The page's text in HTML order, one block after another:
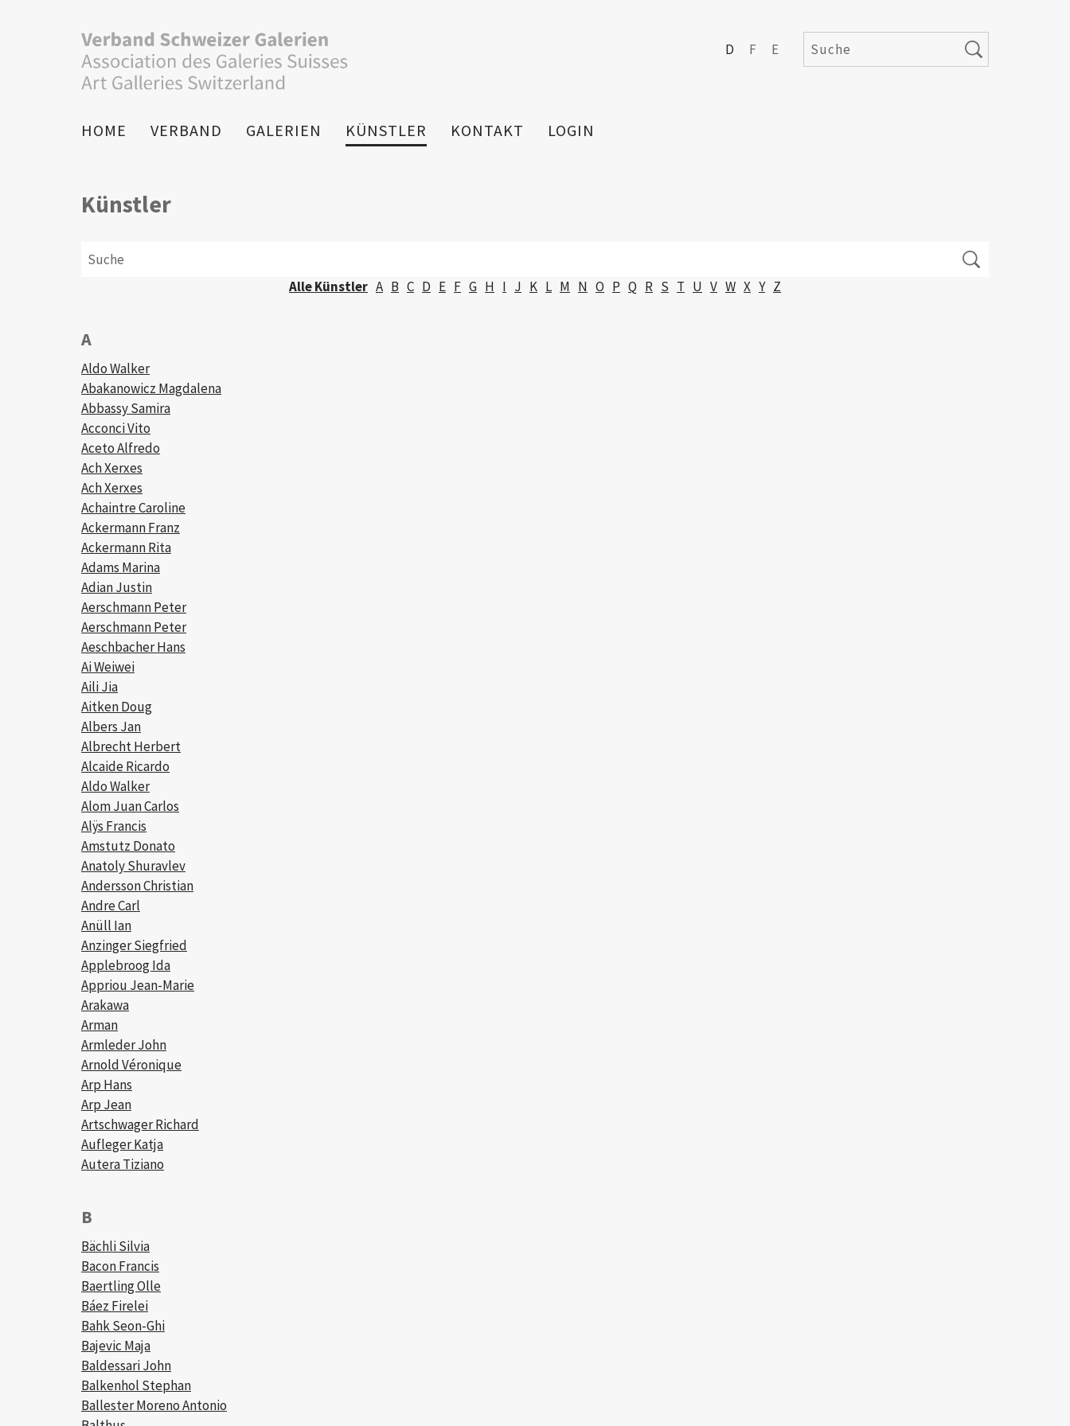
D F E
HOME VERBAND GALERIEN KÜNSTLER KONTAKT LOGIN
Künstler
Alle Künstler A B C D E F G H I J K L M N O P Q R S T U V W X Y Z
A
Aldo Walker
Abakanowicz Magdalena
Abbassy Samira
Acconci Vito
Aceto Alfredo
Ach Xerxes
Ach Xerxes
Achaintre Caroline
Ackermann Franz
Ackermann Rita
Adams Marina
Adian Justin
Aerschmann Peter
Aerschmann Peter
Aeschbacher Hans
Ai Weiwei
Aili Jia
Aitken Doug
Albers Jan
Albrecht Herbert
Alcaide Ricardo
Aldo Walker
Alom Juan Carlos
Alÿs Francis
Amstutz Donato
Anatoly Shuravlev
Andersson Christian
Andre Carl
Anüll Ian
Anzinger Siegfried
Applebroog Ida
Appriou Jean-Marie
Arakawa
Arman
Armleder John
Arnold Véronique
Arp Hans
Arp Jean
Artschwager Richard
Aufleger Katja
Autera Tiziano
B
Bächli Silvia
Bacon Francis
Baertling Olle
Báez Firelei
Bahk Seon-Ghi
Bajevic Maja
Baldessari John
Balkenhol Stephan
Ballester Moreno Antonio